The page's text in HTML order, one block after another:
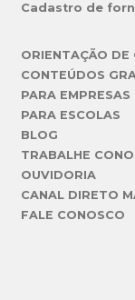
Cadastro de
ORIENTAÇÃO DE
CONTEÚDOS
PARA EMPRESAS
PARA ESCOLAS
BLOG
TRABALHE
OUVIDORIA
CANAL DIRETO
FALE CONOSCO